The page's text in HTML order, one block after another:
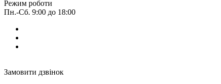
Режим роботи
Пн.-Сб. 9:00 до 18:00
Замовити дзвінок